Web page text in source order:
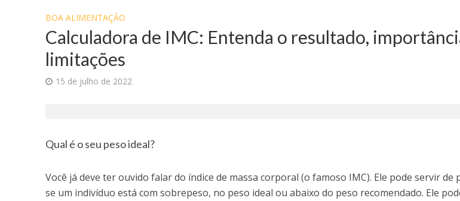
BOA ALIMENTAÇÃO
Calculadora de IMC: Entenda o resultado,
limitações
15 de julho de 2022
Qual é o seu peso ideal?
Você já deve ter ouvido falar do índice de massa corporal (o famoso IMC). Ele pode servir
se um indivíduo está com sobrepeso, no peso ideal ou abaixo do peso recomendado. Ele